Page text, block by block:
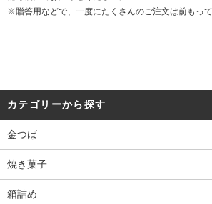
※贈答用などで、一度にたくさんのご注文は前もって
カテゴリーから探す
金つば
焼き菓子
箱詰め